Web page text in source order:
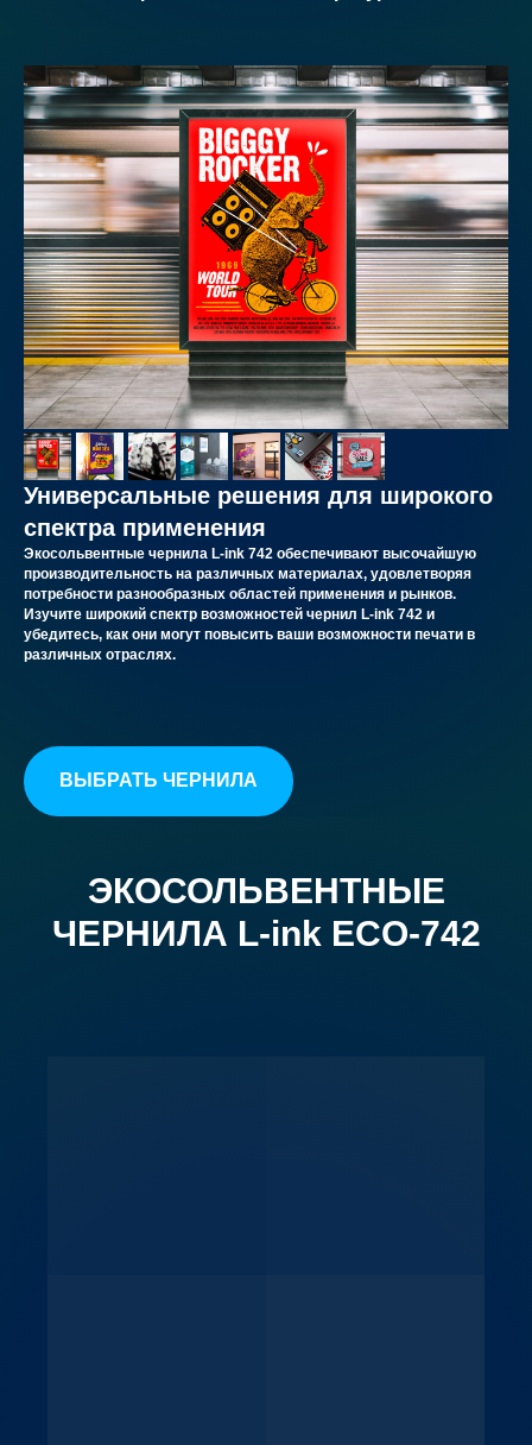
Универсальные решения для широкого
спектра применения
Экосольвентные чернила L-ink 742 обеспечивают высочайшую
производительность на различных материалах, удовлетворяя
потребности разнообразных областей применения и рынков.
Изучите широкий спектр возможностей чернил L-ink 742 и
убедитесь, как они могут повысить ваши возможности печати в
различных отраслях.
ВЫБРАТЬ ЧЕРНИЛА
ЭКОСОЛЬВЕНТНЫЕ
ЧЕРНИЛА L-ink ECO-742